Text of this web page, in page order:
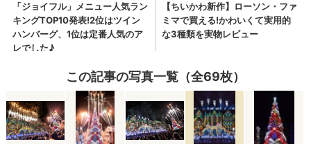
この記事の写真一覧（全69枚）